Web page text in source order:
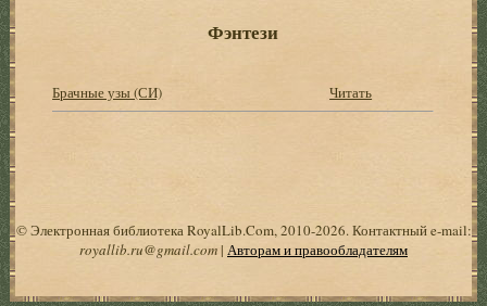
Фэнтези
Брачные узы (СИ) Читать
© Электронная библиотека RoyalLib.Com, 2010-2026. Контактный e-mail:
royallib.ru@gmail.com| Авторам и правообладателям